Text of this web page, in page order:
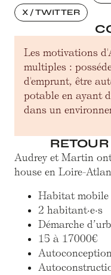
X / TWITTER
Les motivations
multiples :
d'emprunt, être
potable en ayant
dans un
Audrey et Martin
house en Loire-
Habitat mobile
2 habitant·e·s
Démarche
15 à 17000€